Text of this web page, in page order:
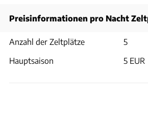
Preisinformationen pro Nacht
Anzahl der Zeltplätze
5
Hauptsaison
5 EUR